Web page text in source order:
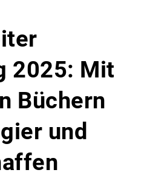
2025: Mit
Büchern
und